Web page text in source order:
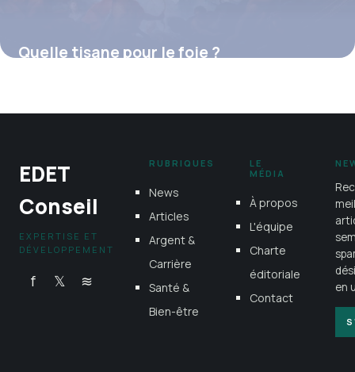
Quelle tisane pour le foie ?
EDET
Conseil
EXPERTISE ET
DÉVELOPPEMENT
f 𝕏 ≋
RUBRIQUES
News
Articles
Argent &
Carrière
Santé &
Bien-être
LE
MÉDIA
À propos
L'équipe
Charte
éditoriale
Contact
en